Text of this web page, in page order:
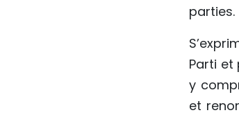
parties.
Parti et
y
et